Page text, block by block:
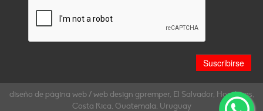
diseño de página web / web design gpremper, El Salvador, Honduras,
Costa Rica, Guatemala, Uruguay